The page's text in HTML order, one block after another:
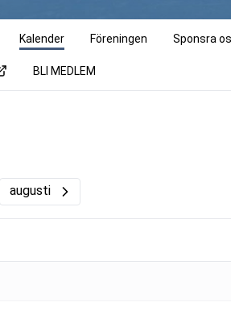
Kalender Föreningen Sponsra
BLI MEDLEM
augusti